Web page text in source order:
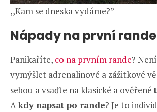
,,Kam se dneska vydáme?”
Nápady na první rande
Panikaříte, co na prvním rande?
vymýšlet adrenalinové a zážitkové
sebou a vsaďte na klasické a ověřené
Akdy napsat po rande? Je to